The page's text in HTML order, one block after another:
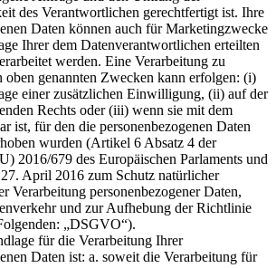
des Verantwortlichen gerechtfertigt ist. Ihre
Daten können auch für Marketingzwecke
Ihrer dem Datenverantwortlichen erteilten
werden. Eine Verarbeitung zu
oben genannten Zwecken kann erfolgen: (i)
einer zusätzlichen Einwilligung, (ii) auf der
Rechts oder (iii) wenn sie mit dem
ist, für den die personenbezogenen Daten
wurden (Artikel 6 Absatz 4 der
2016/679 des Europäischen Parlaments und
April 2016 zum Schutz natürlicher
Verarbeitung personenbezogener Daten,
und zur Aufhebung der Richtlinie
„DSGVO“).
für die Verarbeitung Ihrer
Daten ist: a. soweit die Verarbeitung für